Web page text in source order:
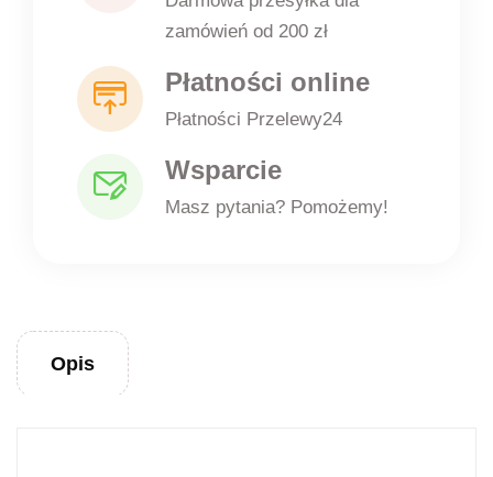
zamówień od 200 zł
Płatności online
Płatności Przelewy24
Wsparcie
Masz pytania? Pomożemy!
Opis